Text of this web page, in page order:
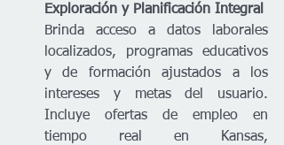
Exploración y Planificación Integral
Brinda acceso a datos laborales
localizados, programas educativos
y de formación ajustados a los
intereses y metas del usuario.
Incluye ofertas de empleo en
tiempo real en Kansas,